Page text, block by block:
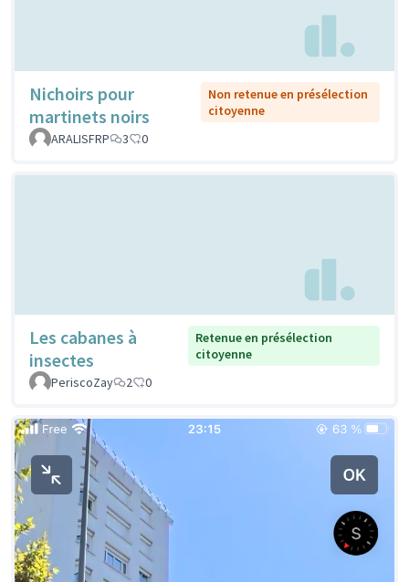
Nichoirs pour
martinets noirs
Non retenue en présélection
citoyenne
ARALISFRP
3 0
Les cabanes à
insectes
Retenue en présélection
citoyenne
PeriscoZay
2 0